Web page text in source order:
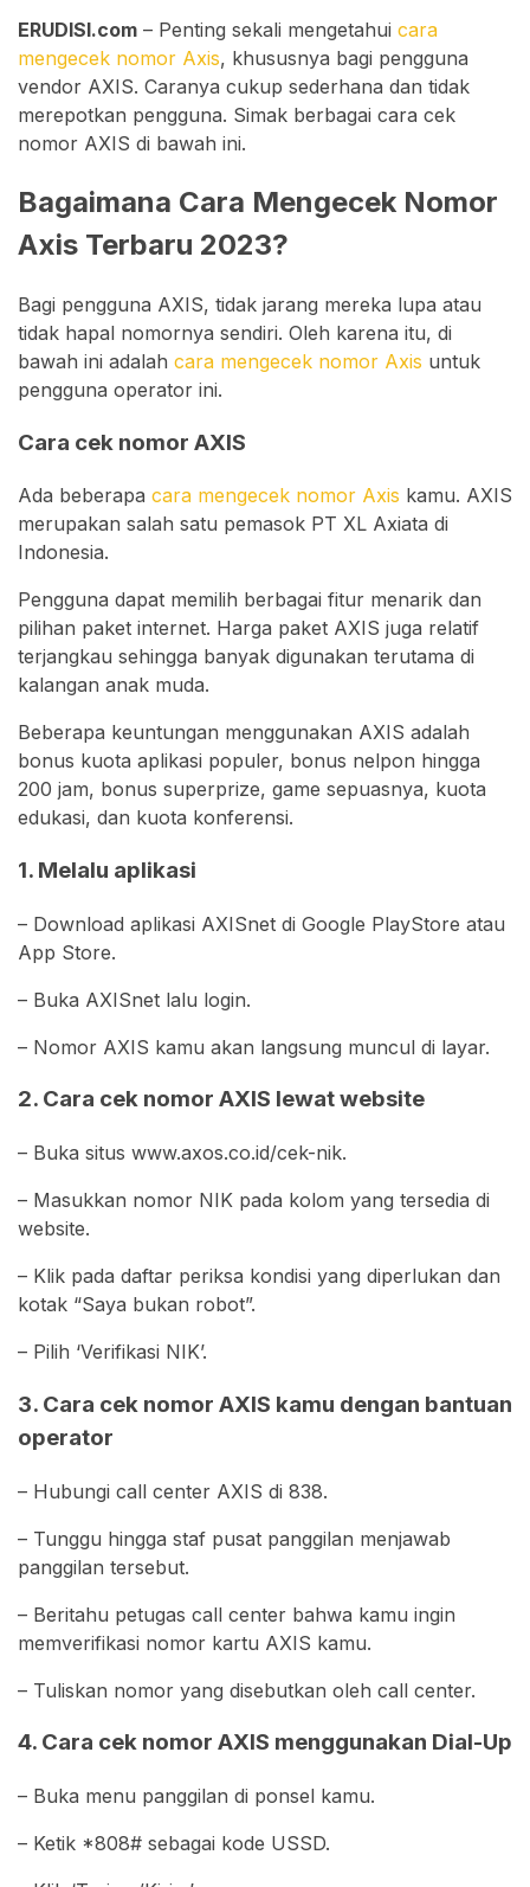
ERUDISI.com – Penting sekali mengetahui cara
mengecek nomor Axis, khususnya bagi pengguna
vendor AXIS. Caranya cukup sederhana dan tidak
merepotkan pengguna. Simak berbagai cara cek
nomor AXIS di bawah ini.
Bagaimana Cara Mengecek Nomor
Axis Terbaru 2023?
Bagi pengguna AXIS, tidak jarang mereka lupa atau
tidak hapal nomornya sendiri. Oleh karena itu, di
bawah ini adalah cara mengecek nomor Axis untuk
pengguna operator ini.
Cara cek nomor AXIS
Ada beberapa cara mengecek nomor Axis kamu. AXIS
merupakan salah satu pemasok PT XL Axiata di
Indonesia.
Pengguna dapat memilih berbagai fitur menarik dan
pilihan paket internet. Harga paket AXIS juga relatif
terjangkau sehingga banyak digunakan terutama di
kalangan anak muda.
Beberapa keuntungan menggunakan AXIS adalah
bonus kuota aplikasi populer, bonus nelpon hingga
200 jam, bonus superprize, game sepuasnya, kuota
edukasi, dan kuota konferensi.
1. Melalu aplikasi
– Download aplikasi AXISnet di Google PlayStore atau
App Store.
– Buka AXISnet lalu login.
– Nomor AXIS kamu akan langsung muncul di layar.
2. Cara cek nomor AXIS lewat website
– Buka situs www.axos.co.id/cek-nik.
– Masukkan nomor NIK pada kolom yang tersedia di
website.
– Klik pada daftar periksa kondisi yang diperlukan dan
kotak “Saya bukan robot”.
– Pilih ‘Verifikasi NIK’.
3. Cara cek nomor AXIS kamu dengan bantuan
operator
– Hubungi call center AXIS di 838.
– Tunggu hingga staf pusat panggilan menjawab
panggilan tersebut.
– Beritahu petugas call center bahwa kamu ingin
memverifikasi nomor kartu AXIS kamu.
– Tuliskan nomor yang disebutkan oleh call center.
4. Cara cek nomor AXIS menggunakan Dial-Up
– Buka menu panggilan di ponsel kamu.
– Ketik *808# sebagai kode USSD.